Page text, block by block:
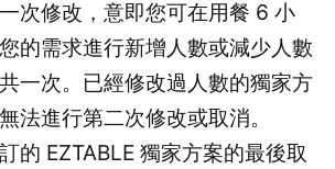
次修改，意即您可在用餐 6 小
的需求進行新增人數或減少人數
一次。已經修改過人數的獨家方
法進行第二次修改或取消。
的 EZTABLE 獨家方案的最後取